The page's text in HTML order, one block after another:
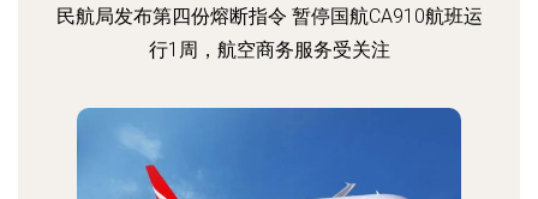
民航局发布第四份熔断指令 暂停国航CA910航班运
行1周，航空商务服务受关注